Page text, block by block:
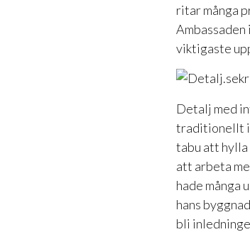
ritar många
viktigaste
Detalj med
traditionellt i
tabu att hylla
att arbeta
hade många
hans
bli